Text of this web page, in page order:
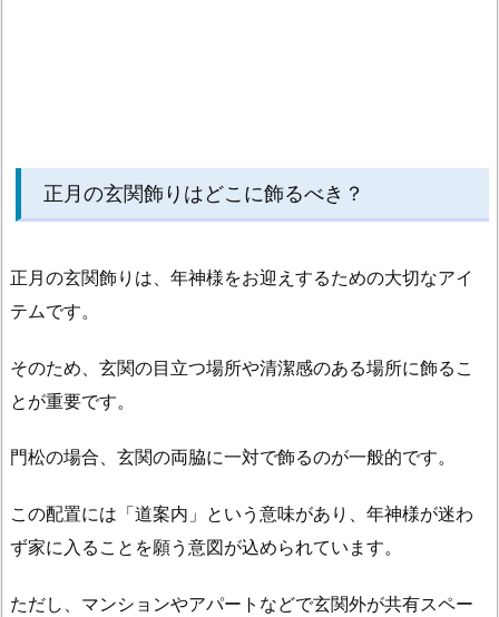
正月の玄関飾りはどこに飾るべき？
正月の玄関飾りは、年神様をお迎えするための大切なアイ
テムです。
そのため、玄関の目立つ場所や清潔感のある場所に飾るこ
とが重要です。
門松の場合、玄関の両脇に一対で飾るのが一般的です。
この配置には「道案内」という意味があり、年神様が迷わ
ず家に入ることを願う意図が込められています。
ただし、マンションやアパートなどで玄関外が共有スペー